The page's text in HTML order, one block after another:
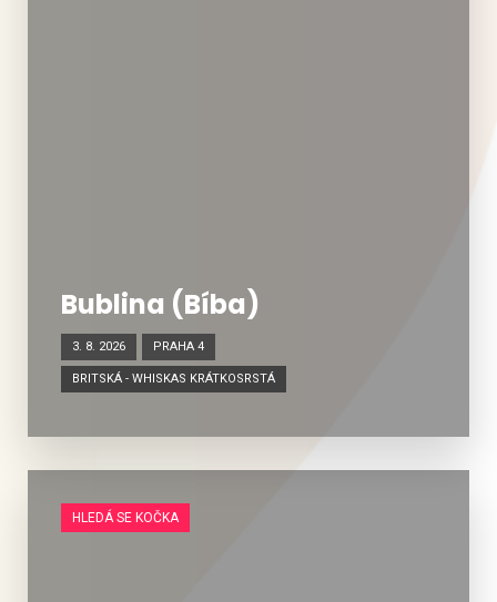
Bublina (Bíba)
3. 8. 2026 PRAHA 4
BRITSKÁ - WHISKAS KRÁTKOSRSTÁ
HLEDÁ SE KOČKA